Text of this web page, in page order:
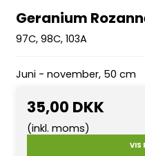
Geranium
97C, 98C, 103A
Juni - november, 50 cm
35,00 DKK
(inkl. moms)
VIS